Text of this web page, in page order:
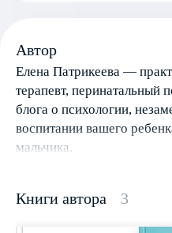
Автор
Елена Патрикеева —
терапевт, перинатальный
блога о психологии,
воспитании вашего
мальчика.
Книги автора 3